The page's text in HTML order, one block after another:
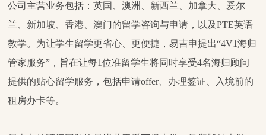
公司主营业务包括：英国、澳洲、新西兰、加拿大、爱尔
兰、新加坡、香港、澳门的留学咨询与申请，以及PTE英语
教学。为让学生留学更省心、更便捷，易吉申提出“4V1海归
管家服务”， 旨在让每1位准留学生将同时享受4名海归顾问
提供的贴心留学服务，包括申请offer、办理签证、入境前的
租房办卡等。